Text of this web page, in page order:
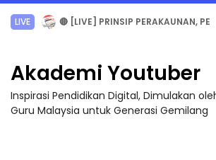
TRANSFORMASI DIGITAL GURU SIRI 7 : PAHLAWAN DIGITAL PENYELAMAT DUNIA
Akademi Youtuber
Inspirasi Pendidikan Digital, Dimulakan
Guru Malaysia untuk Generasi Gemilang